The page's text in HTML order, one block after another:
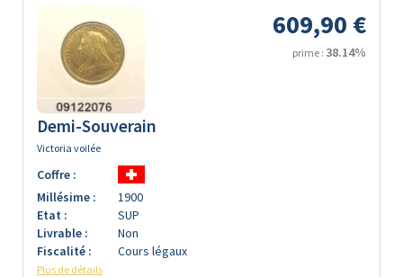
609,90 €
prime : 38.14%
Demi-Souverain
Victoria voilée
Coffre :
Millésime :
1900
Etat :
SUP
Livrable :
Non
Fiscalité :
Cours légaux
Plus de détails